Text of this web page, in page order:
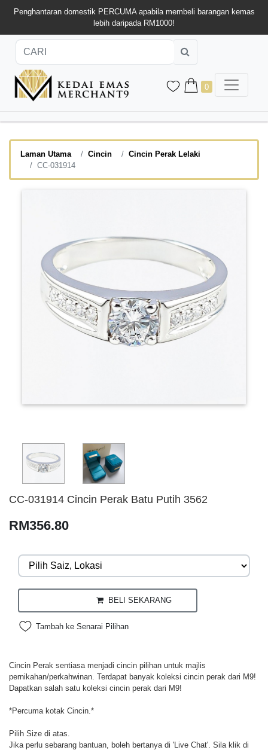
Penghantaran domestik PERCUMA apabila membeli barangan kemas
lebih daripada RM1000!
0
Laman Utama Cincin
Cincin Perak Lelaki
CC-031914
CC-031914 Cincin Perak Batu Putih 3562
RM356.80
BELI SEKARANG
Tambah ke Senarai Pilihan
Cincin Perak sentiasa menjadi cincin pilihan untuk majlis
pernikahan/perkahwinan. Terdapat banyak koleksi cincin perak dari M9!
Dapatkan salah satu koleksi cincin perak dari M9!
*Percuma kotak Cincin.*
Pilih Size di atas.
Jika perlu sebarang bantuan, boleh bertanya di 'Live Chat'. Sila klik di